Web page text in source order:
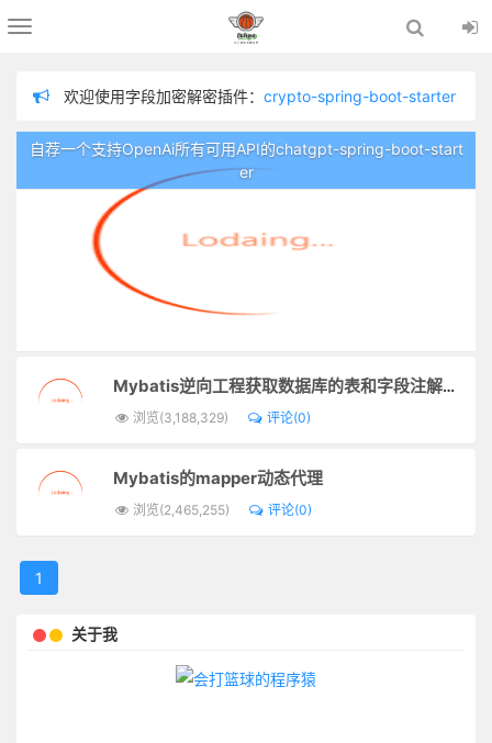
Toggle
欢迎使用字段加密解密插件：crypto-spring-boot-starter
欢迎使用分布式链路追踪插件：logging-tracer
欢迎使用数据脱敏插件：
sensitive-spring-boot-starter
欢迎使用日志记录器插件：logger-spring-boot-starter
自荐一个支持OpenAi所有可用API的chatgpt-spring-boot-start
er
Mybatis逆向工程获取数据库的表和字段注解自动生成实体类的注释
浏览(3,188,329) 评论(0)
Mybatis的mapper动态代理
浏览(2,465,255) 评论(0)
1
关于我